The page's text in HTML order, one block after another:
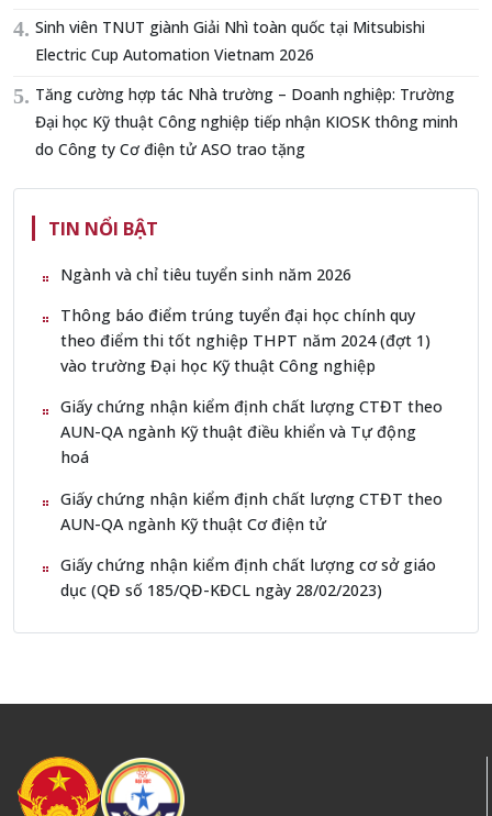
Sinh viên TNUT giành Giải Nhì toàn quốc tại Mitsubishi
Electric Cup Automation Vietnam 2026
Tăng cường hợp tác Nhà trường – Doanh nghiệp: Trường
Đại học Kỹ thuật Công nghiệp tiếp nhận KIOSK thông minh
do Công ty Cơ điện tử ASO trao tặng
TIN NỔI BẬT
Ngành và chỉ tiêu tuyển sinh năm 2026
Thông báo điểm trúng tuyển đại học chính quy
theo điểm thi tốt nghiệp THPT năm 2024 (đợt 1)
vào trường Đại học Kỹ thuật Công nghiệp
Giấy chứng nhận kiểm định chất lượng CTĐT theo
AUN-QA ngành Kỹ thuật điều khiển và Tự động
hoá
Giấy chứng nhận kiểm định chất lượng CTĐT theo
AUN-QA ngành Kỹ thuật Cơ điện tử
Giấy chứng nhận kiểm định chất lượng cơ sở giáo
dục (QĐ số 185/QĐ-KĐCL ngày 28/02/2023)